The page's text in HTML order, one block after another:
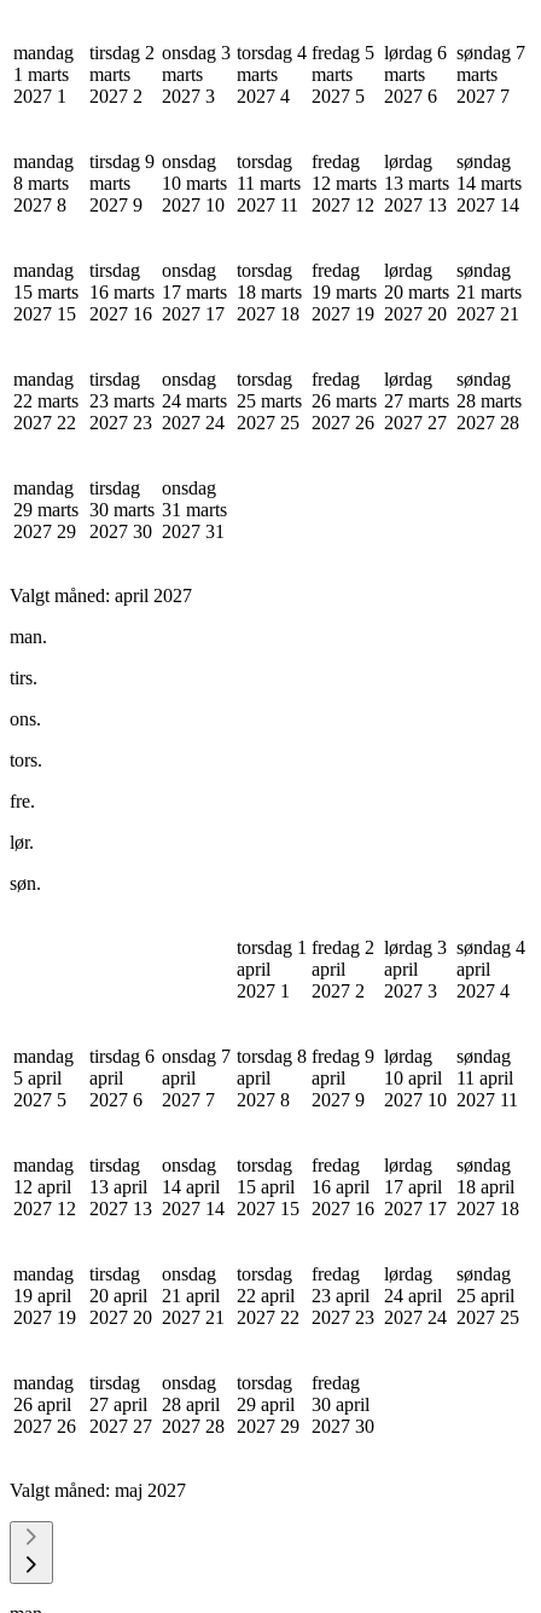
mandag
1 marts
2027 1
tirsdag 2
marts
2027 2
onsdag 3
marts
2027 3
torsdag 4
marts
2027 4
fredag 5
marts
2027 5
lørdag 6
marts
2027 6
søndag 7
marts
2027 7
mandag
8 marts
2027 8
tirsdag 9
marts
2027 9
onsdag
10 marts
2027 10
torsdag
11 marts
2027 11
fredag
12 marts
2027 12
lørdag
13 marts
2027 13
søndag
14 marts
2027 14
mandag
15 marts
2027 15
tirsdag
16 marts
2027 16
onsdag
17 marts
2027 17
torsdag
18 marts
2027 18
fredag
19 marts
2027 19
lørdag
20 marts
2027 20
søndag
21 marts
2027 21
mandag
22 marts
2027 22
tirsdag
23 marts
2027 23
onsdag
24 marts
2027 24
torsdag
25 marts
2027 25
fredag
26 marts
2027 26
lørdag
27 marts
2027 27
søndag
28 marts
2027 28
mandag
29 marts
2027 29
tirsdag
30 marts
2027 30
onsdag
31 marts
2027 31
Valgt måned: april 2027
man.
tirs.
ons.
tors.
fre.
lør.
søn.
torsdag 1
april
2027 1
fredag 2
april
2027 2
lørdag 3
april
2027 3
søndag 4
april
2027 4
mandag
5 april
2027 5
tirsdag 6
april
2027 6
onsdag 7
april
2027 7
torsdag 8
april
2027 8
fredag 9
april
2027 9
lørdag
10 april
2027 10
søndag
11 april
2027 11
mandag
12 april
2027 12
tirsdag
13 april
2027 13
onsdag
14 april
2027 14
torsdag
15 april
2027 15
fredag
16 april
2027 16
lørdag
17 april
2027 17
søndag
18 april
2027 18
mandag
19 april
2027 19
tirsdag
20 april
2027 20
onsdag
21 april
2027 21
torsdag
22 april
2027 22
fredag
23 april
2027 23
lørdag
24 april
2027 24
søndag
25 april
2027 25
mandag
26 april
2027 26
tirsdag
27 april
2027 27
onsdag
28 april
2027 28
torsdag
29 april
2027 29
fredag
30 april
2027 30
Valgt måned: maj 2027